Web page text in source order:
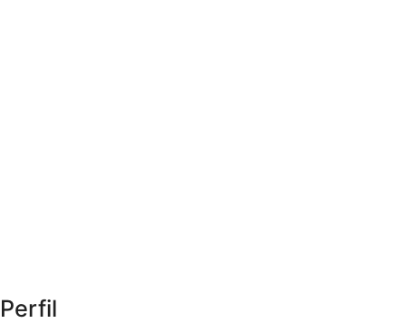
Perfil